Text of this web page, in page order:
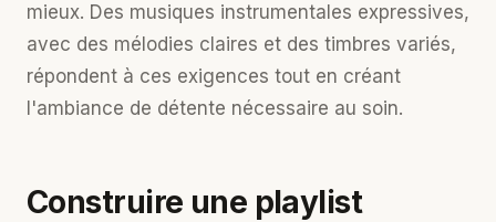
mieux. Des musiques instrumentales expressives,
avec des mélodies claires et des timbres variés,
répondent à ces exigences tout en créant
l'ambiance de détente nécessaire au soin.
Construire une playlist